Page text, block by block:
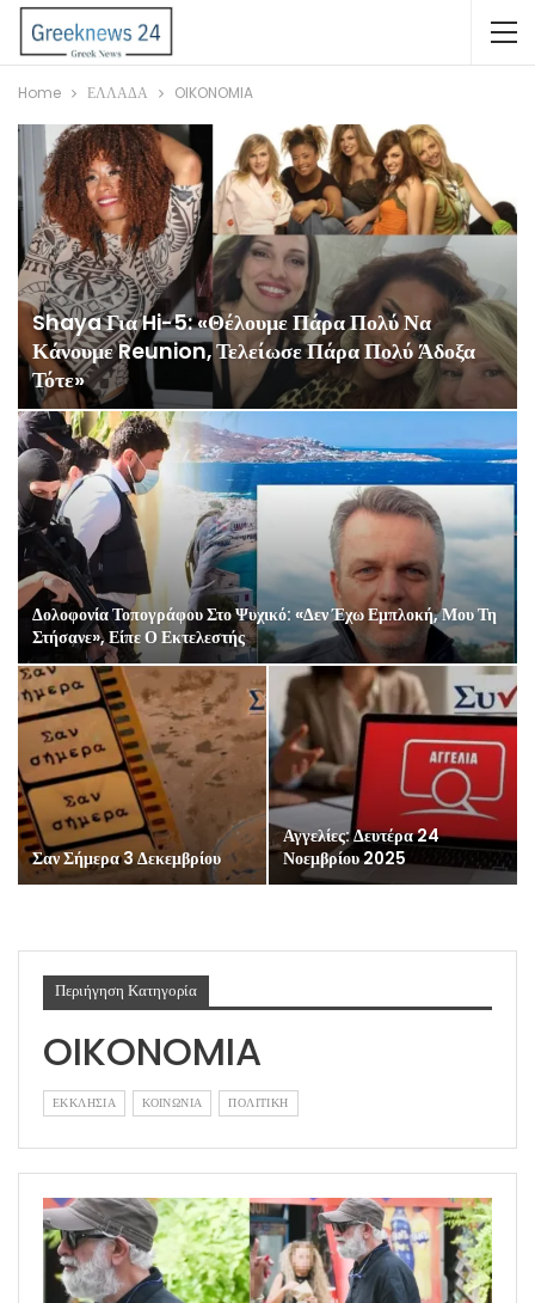
Home ΕΛΛΑΔΑ OIKONOMIA
Shaya Για Hi-5: «Θέλουμε Πάρα Πολύ Να
Κάνουμε Reunion, Τελείωσε Πάρα Πολύ Άδοξα
Τότε»
Δολοφονία Τοπογράφου Στο Ψυχικό: «Δεν Έχω Εμπλοκή, Μου Τη
Στήσανε», Είπε Ο Εκτελεστής
Σαν Σήμερα 3 Δεκεμβρίου
Αγγελίες: Δευτέρα 24
Νοεμβρίου 2025
Περιήγηση Κατηγορία
OIKONOMIA
ΕΚΚΛΗΣΙΑ ΚΟΙΝΩΝΙΑ ΠΟΛΙΤΙΚΗ